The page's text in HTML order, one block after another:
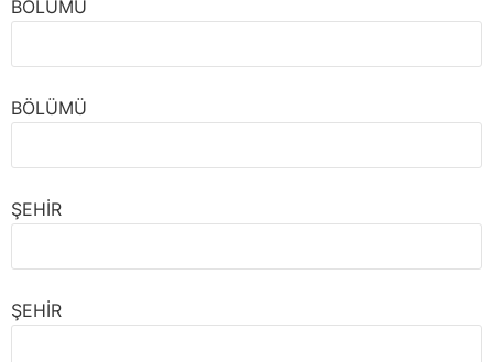
BÖLÜMÜ
BÖLÜMÜ
ŞEHİR
ŞEHİR